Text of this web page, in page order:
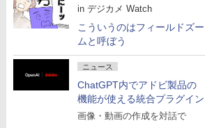
in デジカメ Watch
こういうのはフィールドズー
ムと呼ぼう
ニュース
ChatGPT内でアドビ製品の
機能が使える統合プラグイン
画像・動画の作成を対話で